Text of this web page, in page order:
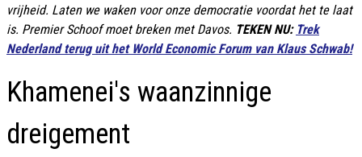
vrijheid. Laten we waken voor onze democratie voordat het te laat
is. Premier Schoof moet breken met Davos. TEKEN NU: Trek
Nederland terug uit het World Economic Forum van Klaus Schwab!
Khamenei's waanzinnige
dreigement